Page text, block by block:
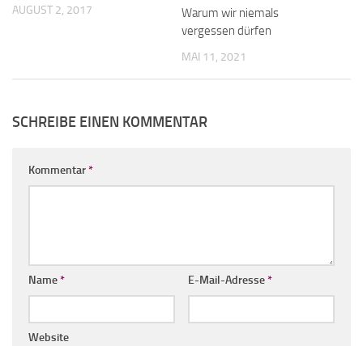
AUGUST 2, 2017
Warum wir niemals
vergessen dürfen
MAI 11, 2021
SCHREIBE EINEN KOMMENTAR
Kommentar*
Name* E-Mail-Adresse*
Website